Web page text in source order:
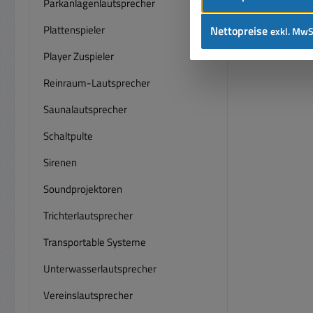
Plattenspieler
Player Zuspieler
Reinraum-Lautsprecher
Saunalautsprecher
Schaltpulte
Sirenen
Soundprojektoren
Trichterlautsprecher
Transportable Systeme
Unterwasserlautsprecher
Vereinslautsprecher
Nettopreiseexkl.